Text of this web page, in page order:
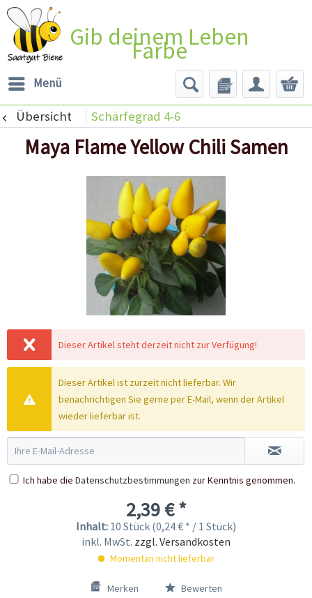
Gib deinem Leben
Farbe
Menü
Übersicht Schärfegrad 4-6
Maya Flame Yellow Chili Samen
Dieser Artikel steht derzeit nicht zur Verfügung!
Dieser Artikel ist zurzeit nicht lieferbar. Wir
benachrichtigen Sie gerne per E-Mail, wenn der Artikel
wieder lieferbar ist.
Ich habe die Datenschutzbestimmungen zur Kenntnis genommen.
2,39 € *
Inhalt: 10 Stück (0,24 € * / 1 Stück)
inkl. MwSt. zzgl. Versandkosten
Momentan nicht lieferbar
Merken Bewerten